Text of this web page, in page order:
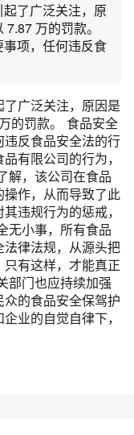
了广泛关注，原
万的罚款。
项，任何违反食
广泛关注，原因是
的罚款。 食品安全
反食品安全法的行
有限公司的行为，
解，该公司在食品
作，从而导致了此
违规行为的惩戒，
无小事，所有食品
律法规，从源头把
有这样，才能真正
部门也应持续加强
的食品安全保驾护
业的自觉自律下，